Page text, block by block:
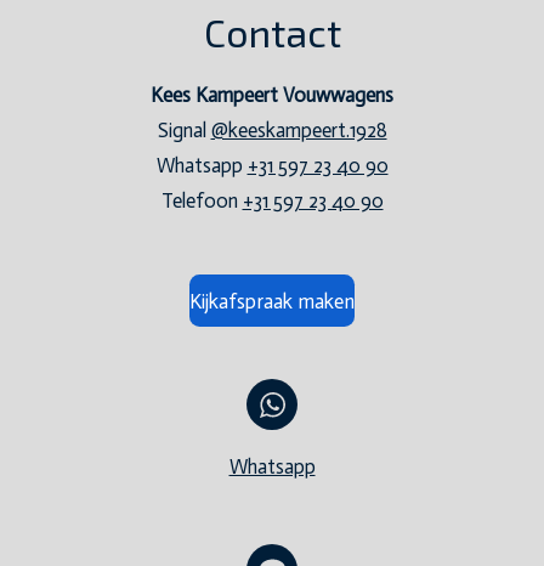
Contact
Kees Kampeert Vouwwagens
Signal @keeskampeert.1928
Whatsapp +31 597 23 40 90
Telefoon +31 597 23 40 90
Kijkafspraak maken
Whatsapp